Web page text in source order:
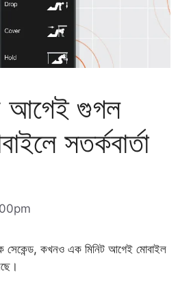
আগেই গুগল
সতর্কবার্তা
সেকেন্ড, কখনও এক মিনিট আগেই মোবাইল